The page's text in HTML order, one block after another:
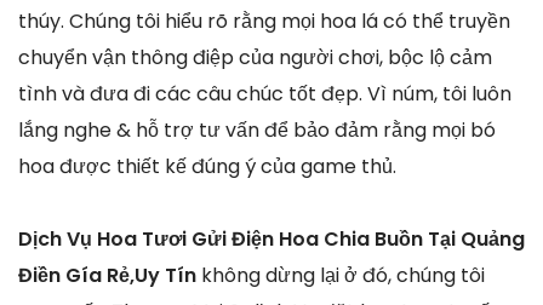
thúy. Chúng tôi hiểu rõ rằng mọi hoa lá có thể truyền
chuyển vận thông điệp của người chơi, bộc lộ cảm
tình và đưa đi các câu chúc tốt đẹp. Vì núm, tôi luôn
lắng nghe & hỗ trợ tư vấn để bảo đảm rằng mọi bó
hoa được thiết kế đúng ý của game thủ.
Dịch Vụ Hoa Tươi Gửi Điện Hoa Chia Buồn Tại Quảng
Điền Gía Rẻ,Uy Tín không dừng lại ở đó, chúng tôi